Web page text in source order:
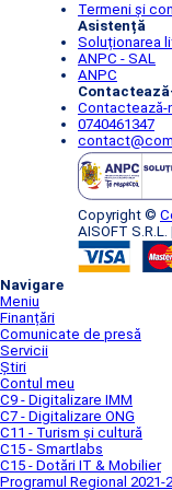
Termeni și
Asistență
Soluționarea
ANPC - SAL
ANPC
Contactează-
0740461347
Copyright ©
AISOFT
Navigare
Meniu
Finanțări
Comunicate de presă
Servicii
Știri
Contul meu
C9 - Digitalizare IMM
C7 - Digitalizare ONG
C11 - Turism și cultură
C15 - Smartlabs
C15 - Dotări IT & Mobilier
Programul Regional 2021-